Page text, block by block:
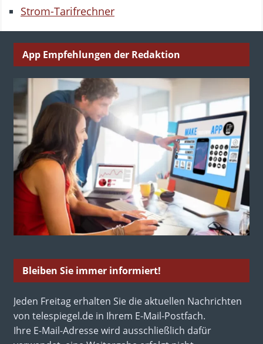
Strom-Tarifrechner
App Empfehlungen der Redaktion
Bleiben Sie immer informiert!
Jeden Freitag erhalten Sie die aktuellen Nachrichten
von telespiegel.de in Ihrem E-Mail-Postfach.
Ihre E-Mail-Adresse wird ausschließlich dafür